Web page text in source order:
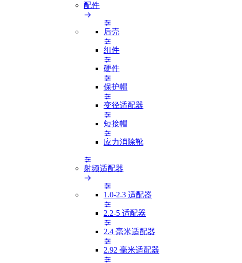
配件
后壳
组件
硬件
保护帽
变径适配器
短接帽
应力消除靴
射频适配器
1.0-2.3 适配器
2.2-5 适配器
2.4 毫米适配器
2.92 毫米适配器